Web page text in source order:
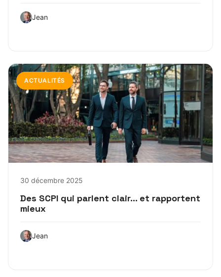
Jean
ACTUALITÉS
30 décembre 2025
Des SCPI qui parlent clair… et rapportent
mieux
Jean